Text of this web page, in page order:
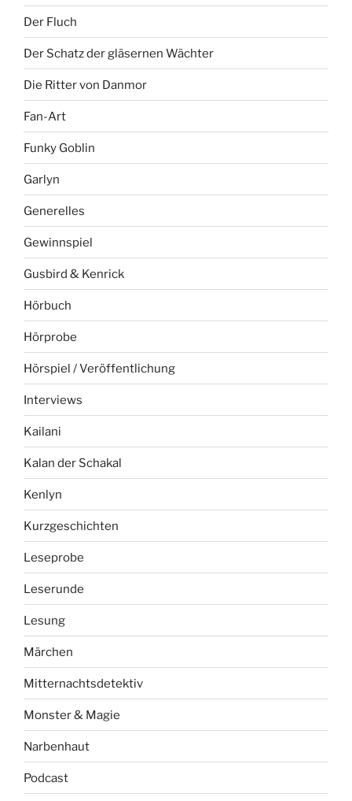
Der Fluch
Der Schatz der gläsernen Wächter
Die Ritter von Danmor
Fan-Art
Funky Goblin
Garlyn
Generelles
Gewinnspiel
Gusbird & Kenrick
Hörbuch
Hörprobe
Hörspiel / Veröffentlichung
Interviews
Kailani
Kalan der Schakal
Kenlyn
Kurzgeschichten
Leseprobe
Leserunde
Lesung
Märchen
Mitternachtsdetektiv
Monster & Magie
Narbenhaut
Podcast